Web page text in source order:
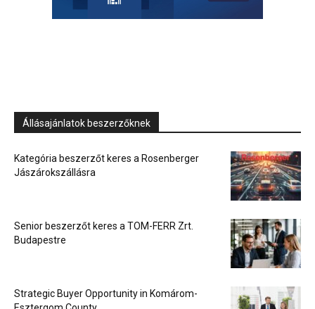
Állásajánlatok beszerzőknek
Kategória beszerzőt keres a Rosenberger
Jászárokszállásra
Senior beszerzőt keres a TOM-FERR Zrt.
Budapestre
Strategic Buyer Opportunity in Komárom-